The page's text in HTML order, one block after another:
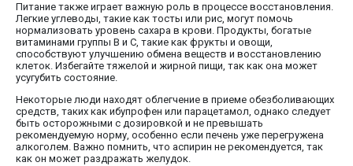
Питание также играет важную роль в процессе восстановления.
Легкие углеводы, такие как тосты или рис, могут помочь
нормализовать уровень сахара в крови. Продукты, богатые
витаминами группы B и C, такие как фрукты и овощи,
способствуют улучшению обмена веществ и восстановлению
клеток. Избегайте тяжелой и жирной пищи, так как она может
усугубить состояние.
Некоторые люди находят облегчение в приеме обезболивающих
средств, таких как ибупрофен или парацетамол, однако следует
быть осторожными с дозировкой и не превышать
рекомендуемую норму, особенно если печень уже перегружена
алкоголем. Важно помнить, что аспирин не рекомендуется, так
как он может раздражать желудок.